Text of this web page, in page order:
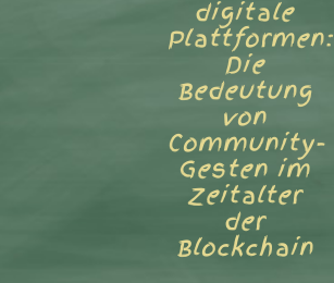
digitale
Plattformen:
Die
Bedeutung
von
Community-
Gesten im
Zeitalter
der
Blockchain